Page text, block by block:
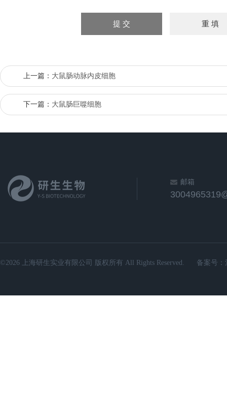
上一篇： 大鼠肠动脉内皮细胞
下一篇： 大鼠肠巨噬细胞
邮箱
©2026 上海研生实业有限公司 版权所有 All Rights Reserved. 备案号：